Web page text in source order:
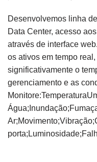
Desenvolvemos linha
Data Center, acesso
através de interface
os ativos em tempo
significativamente o
gerenciamento e as